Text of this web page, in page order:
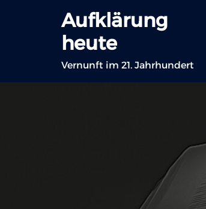
Aufklärung
heute
Vernunft im 21. Jahrhundert